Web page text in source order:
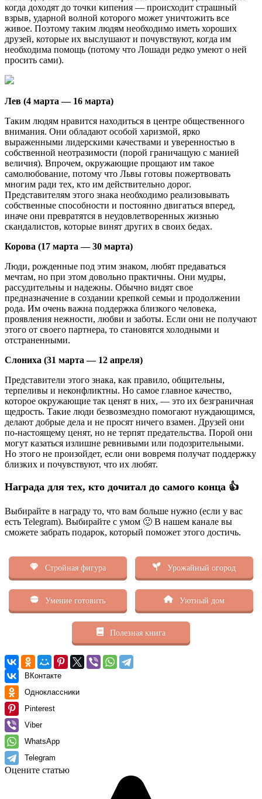
когда доходят до точки кипения — происходит страшный
взрыв, ударной волной которого может уничтожить все
живое. Поэтому таким людям необходимо иметь хороших
друзей, которые их выслушают и почувствуют, когда им
необходима помощь (потому что Лошади редко умеют о ней
просить сами).
Лев (4 марта — 16 марта)
Таким людям нравится находиться в центре общественного
внимания. Они обладают особой харизмой, ярко
выраженными лидерскими качествами и уверенностью в
собственной неотразимости (порой граничащую с манией
величия). Впрочем, окружающие прощают им такое
самолюбование, потому что Львы готовы пожертвовать
многим ради тех, кто им действительно дорог.
Представителям этого знака необходимо реализовывать
собственные способности и постоянно двигаться вперед,
иначе они превратятся в неудовлетворенных жизнью
скандалистов, которые винят других в своих бедах.
Корова (17 марта — 30 марта)
Люди, рожденные под этим знаком, любят предаваться
мечтам, но при этом довольно практичны. Они мудры,
рассудительны и надежны. Обычно видят свое
предназначение в создании крепкой семьи и продолжении
рода. Им очень важна поддержка близкого человека,
проявления нежности, любви и заботы. Если они не получают
этого от своего партнера, то становятся холодными и
отстраненными.
Слониха (31 марта — 12 апреля)
Представители этого знака, как правило, общительны,
терпеливы и неконфликтны. Но самое главное качество,
которое окружающие так ценят в них, — это их безграничная
щедрость. Такие люди безвозмездно помогают нуждающимся,
делают добрые дела и не просят ничего взамен. Друзей они
по-настоящему ценят, но не терпят предательства. Порой они
могут казаться излишне ревнивыми или подозрительными.
Но этого не произойдет, если они вовремя получат поддержку
близких и почувствуют, что их любят.
Награда для тех, кто дочитал до самого конца 👍
Выбирайте в награду то, что вам больше нужно (если у вас
есть Telegram). Выбирайте с умом 🙂 В нашем канале вы
сможете забрать подарок, который поможет этого достичь.
Стройная фигура Урожайный огород
Умение готовить Уютный дом
Полезная книга
ВКонтакте
Одноклассники
Pinterest
Viber
WhatsApp
Telegram
Оцените статью